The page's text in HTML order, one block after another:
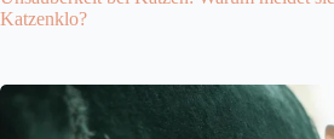
Katzenklo?